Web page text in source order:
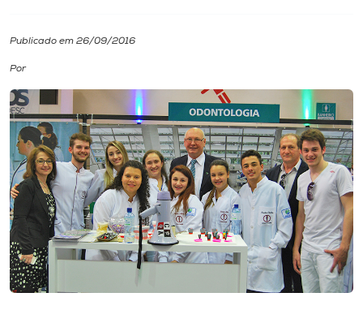
Cultura
CPA
Biblioteca
Editora
Publicado em 26/09/2016
Por